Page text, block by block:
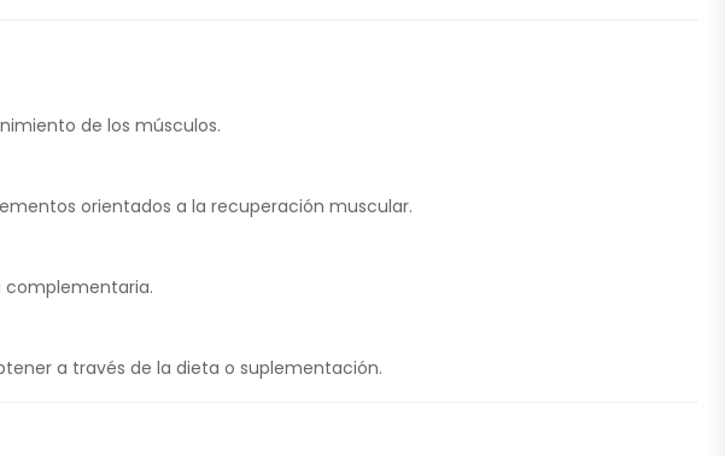
de los músculos.
orientados a la recuperación muscular.
complementaria.
a través de la dieta o suplementación.